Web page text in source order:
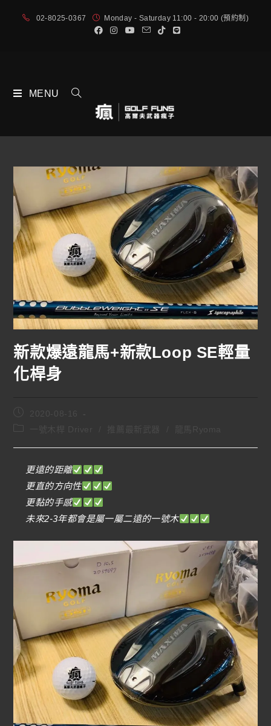
02-8025-0367 Monday - Saturday 11:00 - 20:00 (預約制)
MENU
新款爆遠龍馬+新款Loop SE輕量
化桿身
2020-08-16
龍馬Ryoma
更遠的距離
更直的方向性
更黏的手感
未來2-3年都會是屬一屬二遠的一號木